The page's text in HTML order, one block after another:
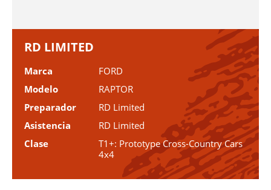
RD LIMITED
Marca
FORD
Modelo
RAPTOR
Preparador
RD Limited
Asistencia
RD Limited
Clase
T1+: Prototype Cross-Country Cars
4x4